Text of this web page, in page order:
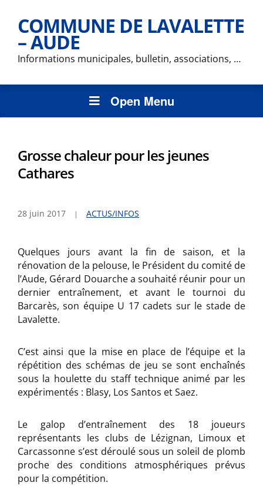
COMMUNE DE LAVALETTE
– AUDE
Informations municipales, bulletin, associations, …
Open Menu
Grosse chaleur pour les jeunes
Cathares
28 juin 2017 ACTUS/INFOS
Quelques jours avant la fin de saison, et la
rénovation de la pelouse, le Président du comité de
l’Aude, Gérard Douarche a souhaité réunir pour un
dernier entraînement, et avant le tournoi du
Barcarès, son équipe U 17 cadets sur le stade de
Lavalette.
C’est ainsi que la mise en place de l’équipe et la
répétition des schémas de jeu se sont enchaînés
sous la houlette du staff technique animé par les
expérimentés : Blasy, Los Santos et Saez.
Le galop d’entraînement des 18 joueurs
représentants les clubs de Lézignan, Limoux et
Carcassonne s’est déroulé sous un soleil de plomb
proche des conditions atmosphériques prévus
pour la compétition.